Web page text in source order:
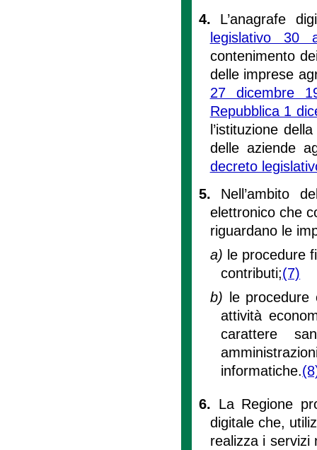
4. L’anagrafe
legislativo 30
contenimento
delle imprese
27 dicembre
Repubblica 1
l’istituzione
delle aziende
decreto
5. Nell’ambito
elettronico che
riguardano le
a) le procedure
contributi;(7)
b)
le
attività
carattere
informatiche.
6. La Regione
digitale che,
realizza i servizi